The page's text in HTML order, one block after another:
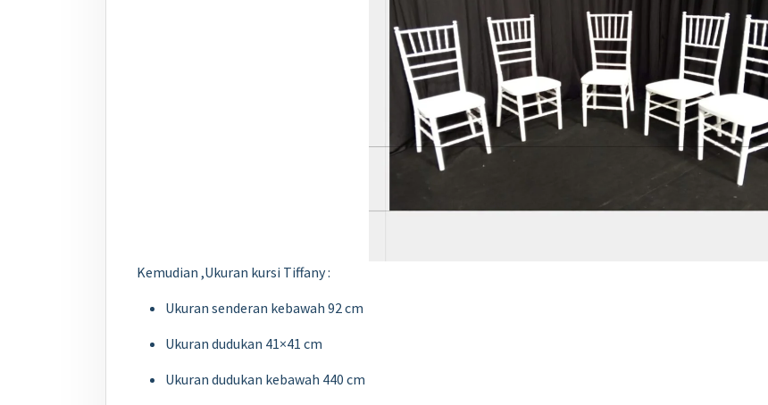
Kemudian ,Ukuran kursi Tiffany :
Ukuran senderan kebawah 92 cm
Ukuran dudukan 41×41 cm
Ukuran dudukan kebawah 440 cm